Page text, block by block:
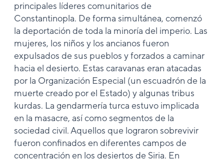
principales líderes comunitarios de
Constantinopla. De forma simultánea, comenzó
la deportación de toda la minoría del imperio. Las
mujeres, los niños y los ancianos fueron
expulsados de sus pueblos y forzados a caminar
hacia el desierto. Estas caravanas eran atacadas
por la Organización Especial (un escuadrón de la
muerte creado por el Estado) y algunas tribus
kurdas. La gendarmería turca estuvo implicada
en la masacre, así como segmentos de la
sociedad civil. Aquellos que lograron sobrevivir
fueron confinados en diferentes campos de
concentración en los desiertos de Siria. En